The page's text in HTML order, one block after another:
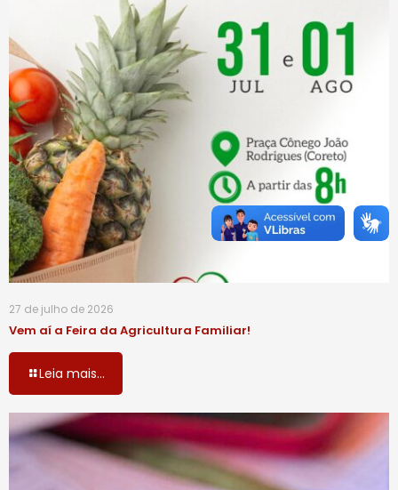
27 de julho de 2026
Vem aí a Feira da Agricultura Familiar!
Leia mais...